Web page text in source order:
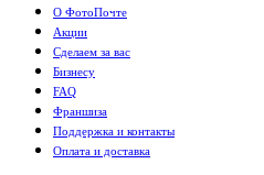
О ФотоПочте
Акции
Сделаем за вас
Бизнесу
FAQ
Франшиза
Поддержка и контакты
Оплата и доставка